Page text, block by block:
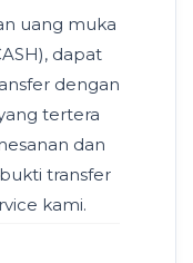
uang muka
dapat
dengan
tertera
dan
transfer
kami.